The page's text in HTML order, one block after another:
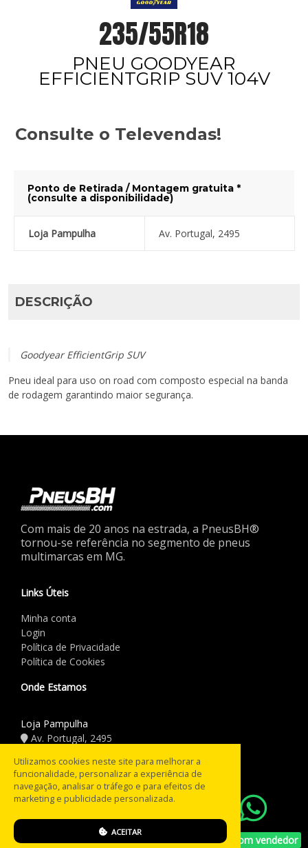
235/55R18
PNEU GOODYEAR
EFFICIENTGRIP SUV 104V
Consulte o Televendas!
Ponto de Retirada / Montagem gratuita *
(consulte a disponibilidade)
Loja Pampulha Av. Portugal, 2495
DESCRIÇÃO
Goodyear EfficientGrip SUV
Pneu ideal para uso on road com composto especial na banda
de rodagem garantindo maior segurança.
Com mais de 20 anos na estrada, a PneusBH®
tornou-se referência no segmento de pneus
multimarcas em MG.
Links Úteis
Minha conta
Login
Política de Privacidade
Política de Cookies
Onde Estamos
Loja Pampulha
Av. Portugal, 2495
Horário de Funcionamento
Seg a Sex: 08:00 às 18:00
Sáb: 08:00 às 12:00
Domingo: Fechado
Utilizamos cookies neste site para melhorar a
funcionalidade, personalizar a experiência de
navegação, analisar o tráfego e para efeitos de
marketing e publicidade personalizada.
ACEITAR
Falar com vendedor